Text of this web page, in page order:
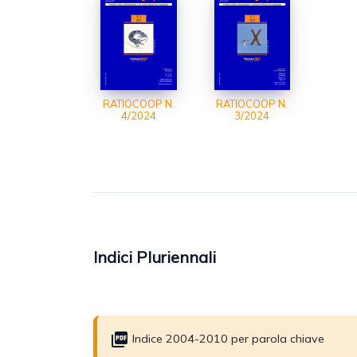
RATIOCOOP N.
4/2024
RATIOCOOP N.
3/2024
Indici Pluriennali
Indice 2004-2010 per parola chiave